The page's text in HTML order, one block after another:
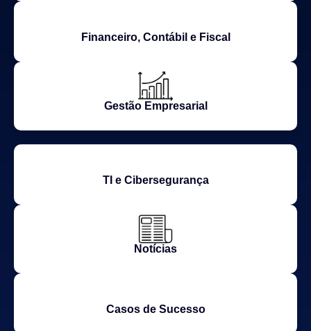
Financeiro, Contábil e Fiscal
Gestão Empresarial
TI e Cibersegurança
Notícias
Casos de Sucesso